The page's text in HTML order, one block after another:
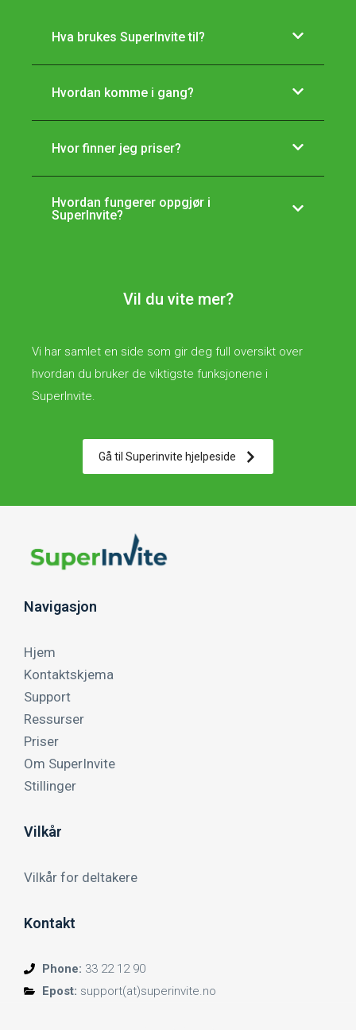
Vil du vite mer?
Vi har samlet en side som gir deg full oversikt over
hvordan du bruker de viktigste funksjonene i
SuperInvite.
Gå til Superinvite hjelpeside
Hva brukes SuperInvite til?
Hvordan komme i gang?
Hvor finner jeg priser?
Hvordan fungerer oppgjør i
SuperInvite?
Navigasjon
Hjem
Kontaktskjema
Support
Ressurser
Priser
Om SuperInvite
Stillinger
Vilkår
Vilkår for deltakere
Kontakt
Phone: 33 22 12 90
Epost: support(at)superinvite.no